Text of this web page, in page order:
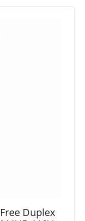
Duplex